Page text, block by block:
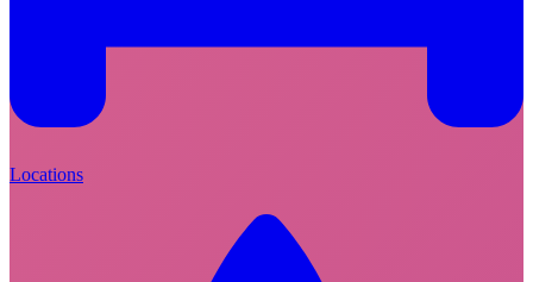
Locations